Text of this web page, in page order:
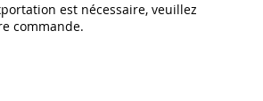
est nécessaire, veuillez
commande.